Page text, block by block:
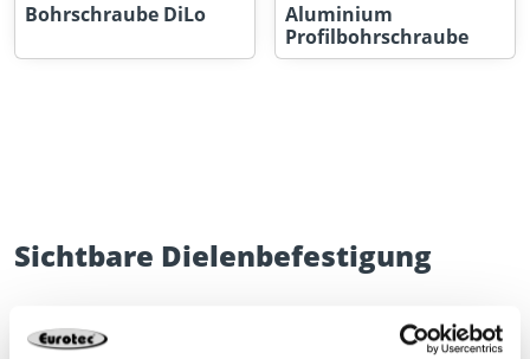
Bohrschraube DiLo
Aluminium
Profilbohrschraube
Sichtbare Dielenbefestigung